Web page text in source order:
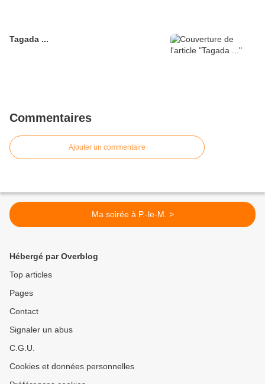
Tagada ...
Commentaires
Ajouter un commentaire
Ma soirée à P.-le-M. >
Hébergé par Overblog
Top articles
Pages
Contact
Signaler un abus
C.G.U.
Cookies et données personnelles